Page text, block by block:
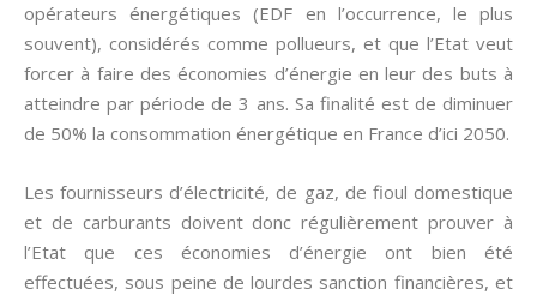
opérateurs énergétiques (EDF en l’occurrence, le plus
souvent), considérés comme pollueurs, et que l’Etat veut
forcer à faire des économies d’énergie en leur des buts à
atteindre par période de 3 ans. Sa finalité est de diminuer
de 50% la consommation énergétique en France d’ici 2050.
Les fournisseurs d’électricité, de gaz, de fioul domestique
et de carburants doivent donc régulièrement prouver à
l’Etat que ces économies d’énergie ont bien été
effectuées, sous peine de lourdes sanction financières, et